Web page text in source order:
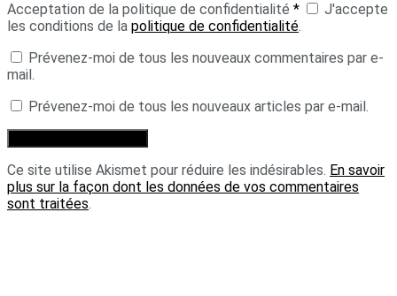
Acceptation de la politique de confidentialité *
J'accepte
les conditions de la politique de confidentialité.
Prévenez-moi de tous les nouveaux commentaires par e-
mail.
Prévenez-moi de tous les nouveaux articles par e-mail.
Ce site utilise Akismet pour réduire les indésirables. En savoir
plus sur la façon dont les données de vos commentaires
sont traitées.